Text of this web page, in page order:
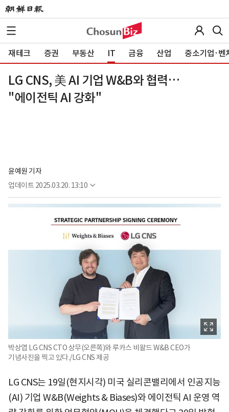
재테크 증권 부동산 IT 금융 산업 중소기업·벤
LG CNS, 美 AI 기업 W&B와 협력…
"에이전틱 AI 강화"
윤예원 기자
업데이트 2025.03.20. 13:10
박상엽 LG CNS CTO 상무(오른쪽)와 루카스 비왈드 W&B CEO가
기념사진을 찍고 있다./LG CNS 제공
LG CNS는 19일(현지시각) 미국 실리콘밸리에서 인공지능
(AI) 기업 W&B(Weights & Biases)와 에이전틱 AI 운영 역